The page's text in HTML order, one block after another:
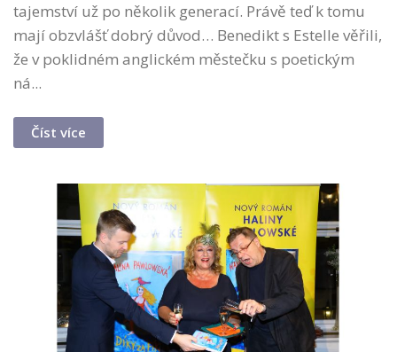
tajemství už po několik generací. Právě teď k tomu
mají obzvlášť dobrý důvod… Benedikt s Estelle věřili,
že v poklidném anglickém městečku s poetickým
ná...
Číst více